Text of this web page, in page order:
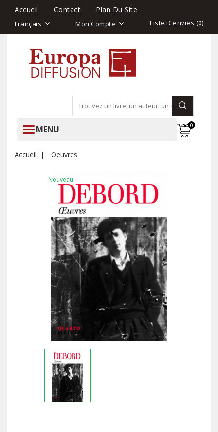
Accueil Contact Plan Du Site
Français Mon Compte Liste D'envies (0)
MENU 0
Accueil Oeuvres
Nouveau